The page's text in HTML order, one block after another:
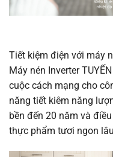
Tiết kiệm điện với máy
Máy nén Inverter
cuộc cách mạng cho
năng tiết kiêm năng
bền đến 20 năm và
thực phẩm tươi ngon